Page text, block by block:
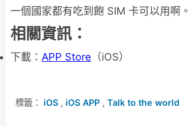
一個國家都有吃到飽 SIM 卡可以用啊。
相關資訊：
下載： APP Store （iOS）
標籤： iOS , iOS APP , Talk to the world